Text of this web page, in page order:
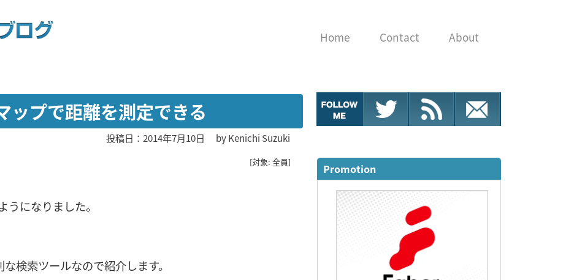
Home Contact About
ップで距離を測定できる
投稿日：2014年7月10日 byKenichi Suzuki
[対象: 全員]
になりました。
検索ツールなので紹介します。
Promotion